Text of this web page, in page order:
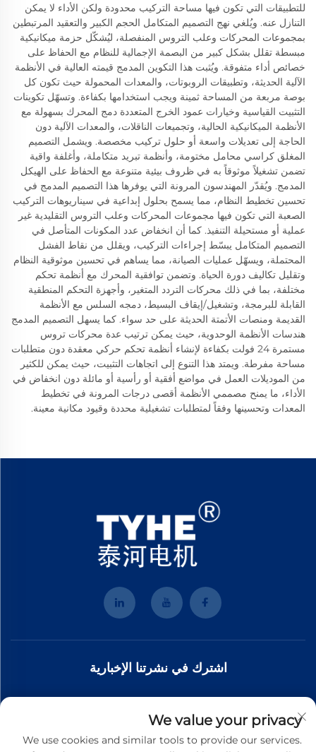
للتطبيقات التي تكون فيها مساحة التركيب محدودة ولكن الأداء لا يمكن
التنازل عنه. ويُلغي نهج التصميم المتكامل الحجم الكبير والتعقيد المرتبطين
بمجموعات المحركات وعلب التروس المنفصلة، ليُشكّل حزمة ميكانيكية
مبسطة تقلل بشكل كبير من البصمة الإجمالية للنظام مع الحفاظ على
خصائص أداء متفوقة. ويُثبت هذا التكوين المدمج قيمته العالية في الأنظمة
الآلية الحديثة، وتطبيقات الروبوتات، والمعدات المحمولة حيث تكون كل
بوصة مربعة من المساحة ثمينة ويجب استخدامها بكفاءة. وتسهّل تكوينات
التثبيت القياسية وخيارات عمود الخرج المتعددة دمج المحرك بسهولة مع
الأنظمة الميكانيكية الحالية، وتجميعات الناقلات، والمعدات الآلية دون
الحاجة إلى تعديلات واسعة أو حلول تركيب مخصصة. ويشمل التصميم
المغلق كراسي محامل مختومة، وأنظمة تبريد متكاملة، وأغلفة واقية
تضمن تشغيلاً موثوقاً به في ظروف بيئية متنوعة مع الحفاظ على الهيكل
المدمج. ويُقدّر المهندسون المرونة التي يوفرها هذا التصميم المدمج في
تحسين تخطيط النظام، مما يسمح بحلول إبداعية في سيناريوهات التركيب
الصعبة التي تكون فيها مجموعات المحركات وعلب التروس التقليدية غير
عملية أو مستحيلة التنفيذ. كما أن انخفاض عدد المكونات المتأصل في
التصميم المتكامل يبسّط إجراءات التركيب، ويقلل من نقاط الفشل
المحتملة، ويسهّل عمليات الصيانة، مما يساهم في تحسين موثوقية النظام
وتقليل تكاليف دورة الحياة. وتضمن توافقية المحرك مع أنظمة تحكم
مختلفة، بما في ذلك محركات التردد المتغير، وأجهزة التحكم المنطقية
القابلة للبرمجة، وتشغيل/إيقاف البسيط، دمجه السلس مع الأنظمة
القديمة ومنصات الأتمتة الحديثة على حد سواء. كما يسهل التصميم المدمج
هندسات الأنظمة الوحدوية، حيث يمكن ترتيب عدة محركات تروس
مستمرة 24 فولت بكفاءة لإنشاء أنظمة تحكم حركي معقدة دون متطلبات
مساحة مفرطة. ويمتد هذا التنوع إلى اتجاهات التثبيت، حيث يمكن للكثير
من الموديلات العمل في مواضع أفقية أو رأسية أو مائلة دون انخفاض في
الأداء، ما يمنح مصممي الأنظمة أقصى درجات المرونة في تخطيط
المعدات وتحسينها وفقاً لمتطلبات تشغيلية محددة وقيود مكانية معينة.
اشترك في نشرتنا الإخبارية
انضم إلى نشرتنا الإخبارية لتلقي أحدث الأخبار والتحديثات والرؤى من فريقنا.
We value your privacy
We use cookies and similar tools to provide our services.